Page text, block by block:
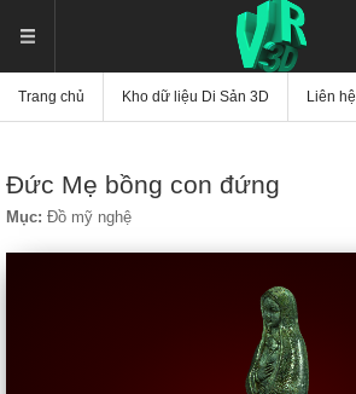
Trang chủ Kho dữ liệu Di Sản 3D Liên hệ
Đức Mẹ bồng con đứng
Mục: Đồ mỹ nghệ